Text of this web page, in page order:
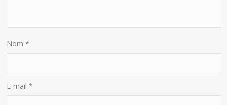
Nom*
E-mail*